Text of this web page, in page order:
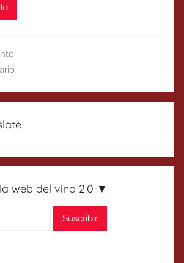
web del vino 2.0 ▼